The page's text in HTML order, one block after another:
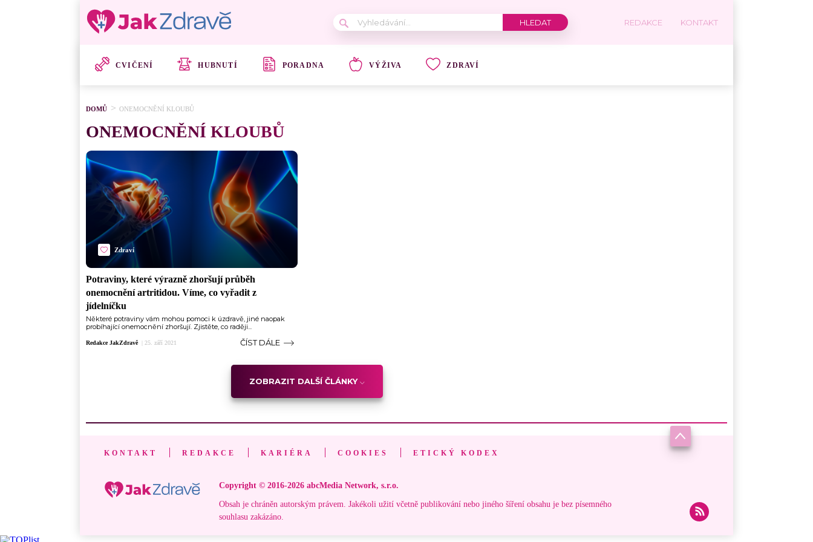
REDAKCE KONTAKT
CVIČENÍ HUBNUTÍ PORADNA VÝŽIVA ZDRAVÍ
DOMŮ ONEMOCNĚNÍ KLOUBŮ
ONEMOCNĚNÍ KLOUBŮ
Zdraví
Potraviny, které výrazně zhoršují průběh
onemocnění artritidou. Víme, co vyřadit z
jídelníčku
Některé potraviny vám mohou pomoci k úzdravě, jiné naopak
probíhající onemocnění zhoršují. Zjistěte, co raději...
Redakce JakZdravě 25. září 2021 ČÍST DÁLE
ZOBRAZIT DALŠÍ ČLÁNKY
KONTAKT REDAKCE KARIÉRA COOKIES ETICKÝ KODEX
Copyright © 2016-2026 abcMedia Network, s.r.o.
Obsah je chráněn autorským právem. Jakékoli užití včetně publikování nebo jiného šíření obsahu je bez písemného
souhlasu zakázáno.